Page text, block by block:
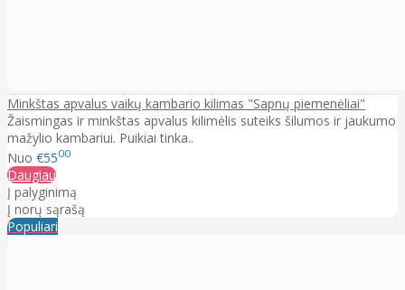
Minkštas apvalus vaikų kambario kilimas "Sapnų piemenėliai"
Žaismingas ir minkštas apvalus kilimėlis suteiks šilumos ir jaukumo
mažylio kambariui. Puikiai tinka..
Nuo €5500
Daugiau
Į palyginimą
Į norų sąrašą
Populiari